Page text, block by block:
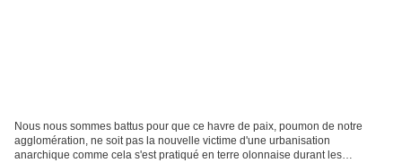
Nous nous sommes battus pour que ce havre de paix, poumon de notre
agglomération, ne soit pas la nouvelle victime d'une urbanisation
anarchique comme cela s'est pratiqué en terre olonnaise durant les